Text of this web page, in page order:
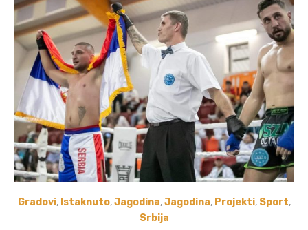
Gradovi, Istaknuto,Jagodina,Jagodina, Projekti, Sport,
Srbija